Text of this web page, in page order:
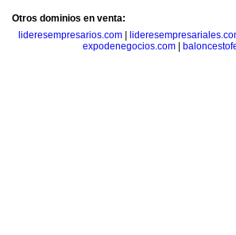
Otros dominios en venta:
lideresempresarios.com|
expodenegocios.com|